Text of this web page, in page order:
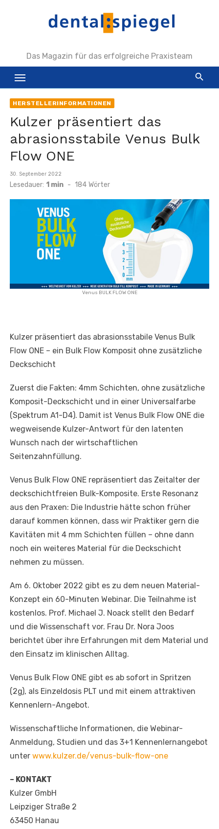
Das Magazin für das erfolgreiche Praxisteam
HERSTELLERINFORMATIONEN
Kulzer präsentiert das
abrasionsstabile Venus Bulk
Flow ONE
Veröffentlicht
am
30. September 2022
Lesedauer: 1 min - 184 Wörter
Venus BULK FLOW ONE
Kulzer präsentiert das abrasionsstabile Venus Bulk
Flow ONE – ein Bulk Flow Komposit ohne zusätzliche
Deckschicht
Zuerst die Fakten: 4mm Schichten, ohne zusätzliche
Komposit-Deckschicht und in einer Universalfarbe
(Spektrum A1-D4). Damit ist Venus Bulk Flow ONE die
wegweisende Kulzer-Antwort für den latenten
Wunsch nach der wirtschaftlichen
Seitenzahnfüllung.
Venus Bulk Flow ONE repräsentiert das Zeitalter der
deckschichtfreien Bulk-Komposite. Erste Resonanz
aus den Praxen: Die Industrie hätte schon früher
darauf kommen können, dass wir Praktiker gern die
Kavitäten mit 4 mm Schichten füllen – ohne dann
noch ein weiteres Material für die Deckschicht
nehmen zu müssen.
Am 6. Oktober 2022 gibt es zu dem neuen Material-
Konzept ein 60-Minuten Webinar. Die Teilnahme ist
kostenlos. Prof. Michael J. Noack stellt den Bedarf
und die Wissenschaft vor. Frau Dr. Nora Joos
berichtet über ihre Erfahrungen mit dem Material und
den Einsatz im klinischen Alltag.
Venus Bulk Flow ONE gibt es ab sofort in Spritzen
(2g), als Einzeldosis PLT und mit einem attraktiven
Kennenlern-Angebot.
Wissenschaftliche Informationen, die Webinar-
Anmeldung, Studien und das 3+1 Kennenlernangebot
unter www.kulzer.de/venus-bulk-flow-one
– KONTAKT
Kulzer GmbH
Leipziger Straße 2
63450 Hanau